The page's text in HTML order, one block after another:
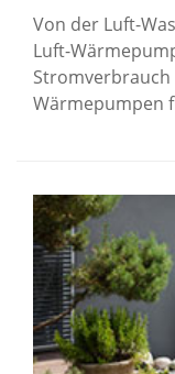
Von der Luft-
Luft-
Wärmepumpen